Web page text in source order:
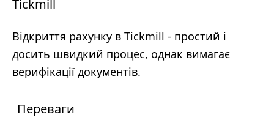
Tickmill
Відкриття рахунку в Tickmill - простий і
досить швидкий процес, однак вимагає
верифікації документів.
Переваги